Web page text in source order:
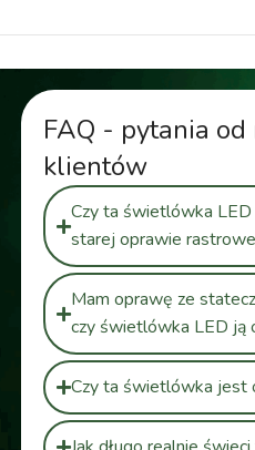
FAQ - pytania od
klientów
Czy ta świetlówka LED
starej oprawie
Mam oprawę ze
czy świetlówka LED ją
Czy ta świetlówka jest